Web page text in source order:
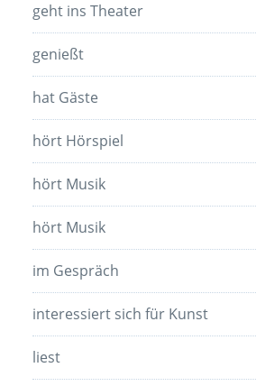
geht ins Theater
genießt
hat Gäste
hört Hörspiel
hört Musik
hört Musik
im Gespräch
interessiert sich für Kunst
liest